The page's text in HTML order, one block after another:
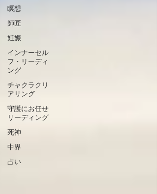
瞑想
師匠
妊娠
インナーセル
フ・リーディ
ング
チャクラクリ
アリング
守護にお任せ
リーディング
死神
中界
占い